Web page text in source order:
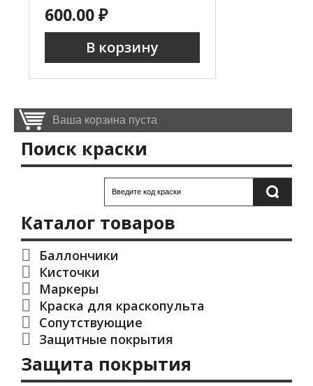
600.00 ₽
В корзину
Ваша корзина пуста
Поиск краски
Каталог товаров
Баллончики
Кисточки
Маркеры
Краска для краскопульта
Сопутствующие
Защитные покрытия
Защита покрытия